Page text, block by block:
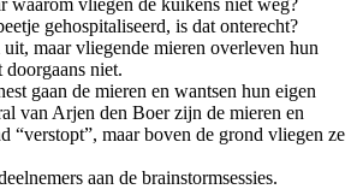
waarom vliegen de kuikens niet weg?
gehospitaliseerd, is dat onterecht?
maar vliegende mieren overleven hun
niet.
gaan de mieren en wantsen hun eigen
van Arjen den Boer zijn de mieren en
“verstopt”, maar boven de grond vliegen ze
aan de brainstormsessies.